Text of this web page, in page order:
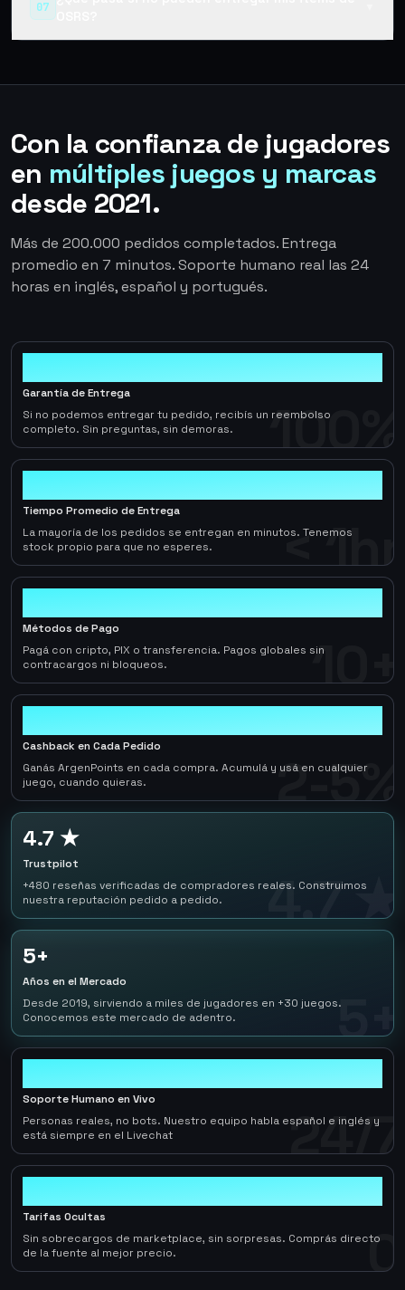
07
OSRS?
Con la confianza de jugadores
en múltiples juegos y marcas
desde 2021.
Más de 200.000 pedidos completados. Entrega
promedio en 7 minutos. Soporte humano real las 24
horas en inglés, español y portugués.
100%
Garantía de Entrega
Si no podemos entregar tu pedido, recibís un reembolso
completo. Sin preguntas, sin demoras.
< 1hr
Tiempo Promedio de Entrega
La mayoría de los pedidos se entregan en minutos. Tenemos
stock propio para que no esperes.
10+
Métodos de Pago
Pagá con cripto, PIX o transferencia. Pagos globales sin
contracargos ni bloqueos.
2-5%
Cashback en Cada Pedido
Ganás ArgenPoints en cada compra. Acumulá y usá en cualquier
juego, cuando quieras.
4.7 ★
4.7 ★
Trustpilot
+480 reseñas verificadas de compradores reales. Construimos
nuestra reputación pedido a pedido.
5+
5+
Años en el Mercado
Desde 2019, sirviendo a miles de jugadores en +30 juegos.
Conocemos este mercado de adentro.
24/7
Soporte Humano en Vivo
Personas reales, no bots. Nuestro equipo habla español e inglés y
está siempre en el Livechat
0
Tarifas Ocultas
Sin sobrecargos de marketplace, sin sorpresas. Comprás directo
de la fuente al mejor precio.